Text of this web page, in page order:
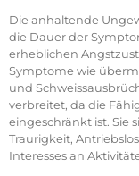
Die anhaltende
die Dauer der
erheblichen
Symptome wie
und
verbreitet, da die
eingeschränkt ist. Sie
Traurigkeit,
Interesses an